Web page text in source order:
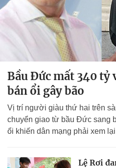
Bầu Đức mất 340 tỷ
bán ổi gây bão
Vị trí người giàu thứ hai trên
chuyển giao từ bầu Đức sang
ổi khiến dân mạng phải xem
Lệ Rơi